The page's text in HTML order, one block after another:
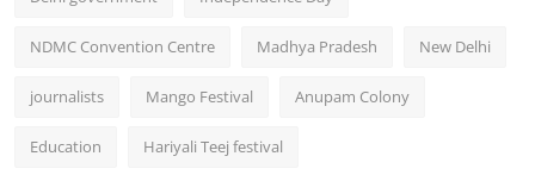
NDMC Convention Centre Madhya Pradesh New Delhi
journalists Mango Festival Anupam Colony
Education Hariyali Teej festival